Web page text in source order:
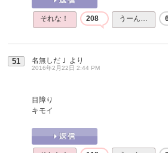
それな！ 208 うーん…
51 名無しだＪ より
2016年2月22日 2:44 PM
目障り
キモイ